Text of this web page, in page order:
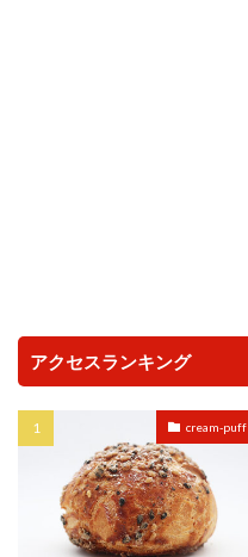
アクセスランキング
cream-puff